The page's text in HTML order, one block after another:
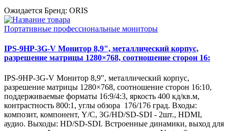
Ожидается Бренд: ORIS
Портативные профессиональные мониторы
IPS-9HP-3G-V Монитор 8,9", металлический корпус,
разрешение матрицы 1280×768, соотношение сторон 16:
IPS-9HP-3G-V Монитор 8,9", металлический корпус,
разрешение матрицы 1280×768, соотношение сторон 16:10,
поддерживаемые форматы 16:9/4:3, яркость 400 кд/кв.м,
контрастность 800:1, углы обзора 176/176 град. Входы:
композит, компонент, Y/C, 3G/HD/SD-SDI - 2шт., HDMI,
аудио. Выходы: HD/SD-SDI. Встроенные динамики, выход для